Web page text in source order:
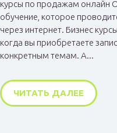
курсы по продажам онлайн
обучение, которое
через интернет. Бизнес
когда вы приобретаете
конкретным темам. А...
ЧИТАТЬ ДАЛЕЕ